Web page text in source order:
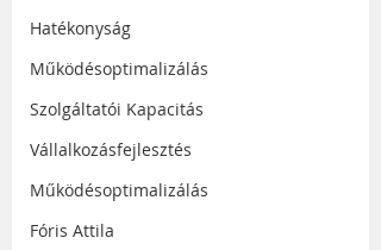
Hatékonyság
Működésoptimalizálás
Szolgáltatói Kapacitás
Vállalkozásfejlesztés
Működésoptimalizálás
Fóris Attila